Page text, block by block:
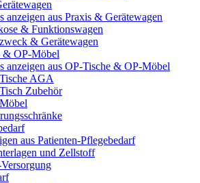
anzeigen aus Praxis & Gerätewagen
& Funktionswagen
& Gerätewagen
& OP-Möbel
anzeigen aus OP-Tische & OP-Möbel
AGA
Zubehör
aus Patienten-Pflegebedarf
und Zellstoff